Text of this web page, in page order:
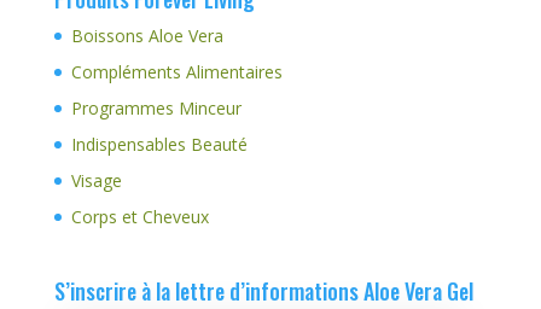
Boissons Aloe Vera
Compléments Alimentaires
Programmes Minceur
Indispensables Beauté
Visage
Corps et Cheveux
S’inscrire à la lettre d’informations Aloe Vera Gel